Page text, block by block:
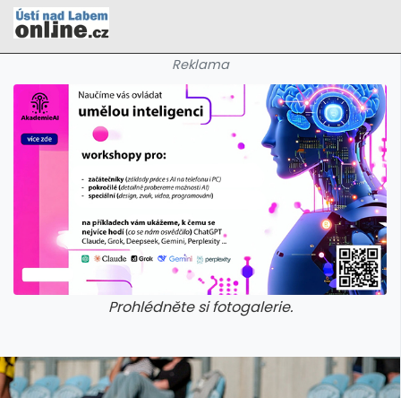
Reklama
Prohlédněte si fotogalerie.